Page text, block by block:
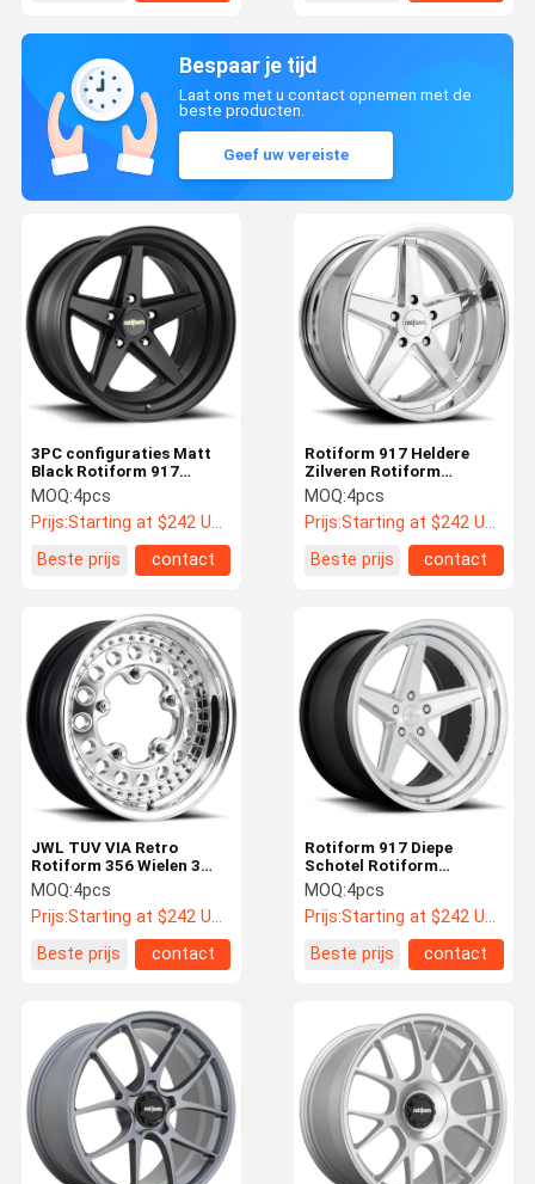
Bespaar je tijd
Laat ons met u contact opnemen met de
beste producten.
Geef uw vereiste
Rotiform 917 Heldere
Zilveren Rotiform
Gesmede Wielen voor
Porsche 911
MOQ:4pcs
Prijs:Starting at $242 US Dollars ea
Beste prijs
contact
3PC configuraties Matt
Black Rotiform 917
Wielen voor Porsche 911
MOQ:4pcs
Prijs:Starting at $242 US Dollars ea
Beste prijs
contact
Rotiform 917 Diepe
Schotel Rotiform
Gesmede Wielen voor
Porsche 911
MOQ:4pcs
Prijs:Starting at $242 US Dollars ea
Beste prijs
contact
JWL TUV VIA Retro
Rotiform 356 Wielen 3
Stuk Ruimtevaartrang
MOQ:4pcs
Prijs:Starting at $242 US Dollars ea
Beste prijs
contact